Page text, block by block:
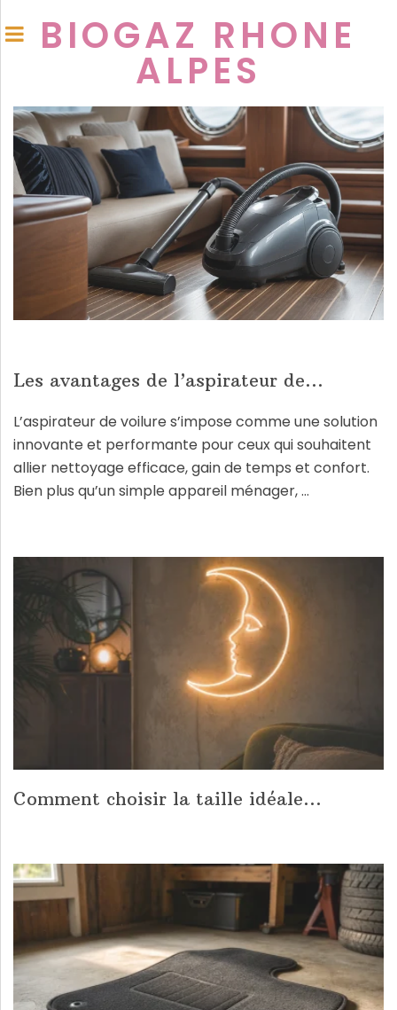
BIOGAZ RHONE
ALPES
Les avantages de l’aspirateur de...
L’aspirateur de voilure s’impose comme une solution
innovante et performante pour ceux qui souhaitent
allier nettoyage efficace, gain de temps et confort.
Bien plus qu’un simple appareil ménager, …
Comment choisir la taille idéale...